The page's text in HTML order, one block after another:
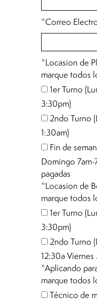
*Correo
*Locasion de
marque todos
1er Turno
3:30pm)
2ndo Turno
1:30am)
Fin de
Domingo
pagadas
*Locasion de
marque todos
1er Turno
3:30pm)
2ndo Turno
12:30a
*Aplicando
marque todos
Técnico de